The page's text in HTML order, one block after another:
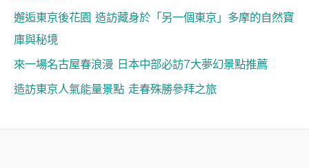
邂逅東京後花園 造訪藏身於「另一個東京」多摩的自然寶
庫與秘境
來一場名古屋春浪漫 日本中部必訪7大夢幻景點推薦
造訪東京人氣能量景點 走春殊勝參拜之旅